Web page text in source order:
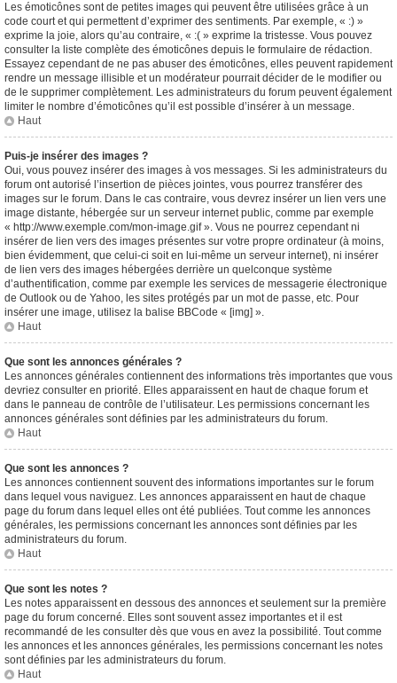
Les émoticônes sont de petites images qui peuvent être utilisées grâce à un
code court et qui permettent d’exprimer des sentiments. Par exemple, « :) »
exprime la joie, alors qu’au contraire, « :( » exprime la tristesse. Vous pouvez
consulter la liste complète des émoticônes depuis le formulaire de rédaction.
Essayez cependant de ne pas abuser des émoticônes, elles peuvent rapidement
rendre un message illisible et un modérateur pourrait décider de le modifier ou
de le supprimer complètement. Les administrateurs du forum peuvent également
limiter le nombre d’émoticônes qu’il est possible d’insérer à un message.
Haut
Puis-je insérer des images ?
Oui, vous pouvez insérer des images à vos messages. Si les administrateurs du
forum ont autorisé l’insertion de pièces jointes, vous pourrez transférer des
images sur le forum. Dans le cas contraire, vous devrez insérer un lien vers une
image distante, hébergée sur un serveur internet public, comme par exemple
« http://www.exemple.com/mon-image.gif ». Vous ne pourrez cependant ni
insérer de lien vers des images présentes sur votre propre ordinateur (à moins,
bien évidemment, que celui-ci soit en lui-même un serveur internet), ni insérer
de lien vers des images hébergées derrière un quelconque système
d’authentification, comme par exemple les services de messagerie électronique
de Outlook ou de Yahoo, les sites protégés par un mot de passe, etc. Pour
insérer une image, utilisez la balise BBCode « [img] ».
Haut
Que sont les annonces générales ?
Les annonces générales contiennent des informations très importantes que vous
devriez consulter en priorité. Elles apparaissent en haut de chaque forum et
dans le panneau de contrôle de l’utilisateur. Les permissions concernant les
annonces générales sont définies par les administrateurs du forum.
Haut
Que sont les annonces ?
Les annonces contiennent souvent des informations importantes sur le forum
dans lequel vous naviguez. Les annonces apparaissent en haut de chaque
page du forum dans lequel elles ont été publiées. Tout comme les annonces
générales, les permissions concernant les annonces sont définies par les
administrateurs du forum.
Haut
Que sont les notes ?
Les notes apparaissent en dessous des annonces et seulement sur la première
page du forum concerné. Elles sont souvent assez importantes et il est
recommandé de les consulter dès que vous en avez la possibilité. Tout comme
les annonces et les annonces générales, les permissions concernant les notes
sont définies par les administrateurs du forum.
Haut